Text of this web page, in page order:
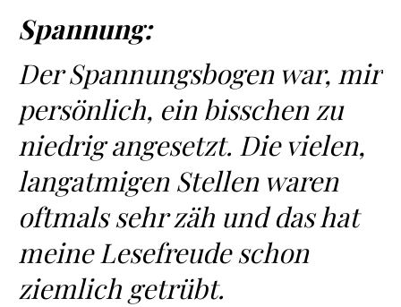
Spannung:
Der Spannungsbogen war, mir
persönlich, ein bisschen zu
niedrig angesetzt. Die vielen,
langatmigen Stellen waren
oftmals sehr zäh und das hat
meine Lesefreude schon
ziemlich getrübt.